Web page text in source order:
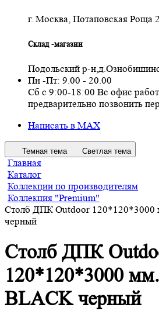
г. Москва, Потаповская Роща
Склад -магазин
Подольский р-
Пн -Пт: 9.00 - 20.00
Сб с 9:00-18:00 Вс офис
предварительно позвонить
Написать в MAX
Темная тема Светлая тема
Главная
Каталог
Коллекции по производителям
Коллекция "Premium"
Столб ДПК Outdoor 120*120*3000
черный
Столб ДПК
120*120*3000
BLACK черный